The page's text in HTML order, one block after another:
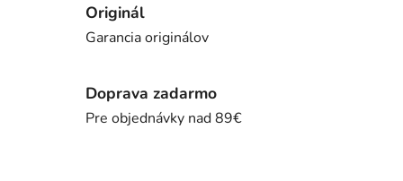
Originál
Garancia originálov
Doprava zadarmo
Pre objednávky nad 89€